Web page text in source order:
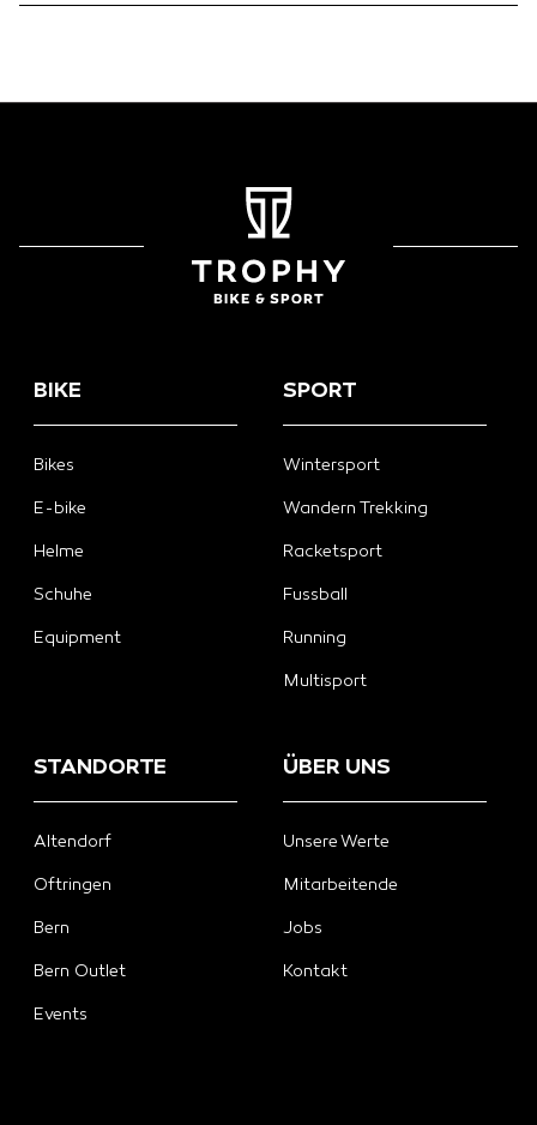
BIKE
Bikes
E-bike
Helme
Schuhe
Equipment
SPORT
Wintersport
Wandern Trekking
Racketsport
Fussball
Running
Multisport
STANDORTE
Altendorf
Oftringen
Bern
Bern Outlet
Events
ÜBER UNS
Unsere Werte
Mitarbeitende
Jobs
Kontakt